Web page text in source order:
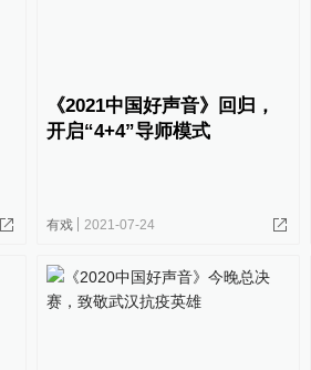
《2021中国好声音》回归，
开启“4+4”导师模式
有戏 2021-07-24